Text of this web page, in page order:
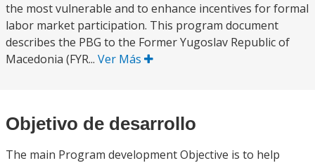
the most vulnerable and to enhance incentives for formal
labor market participation. This program document
describes the PBG to the Former Yugoslav Republic of
Macedonia (FYR... Ver Más
Objetivo de desarrollo
The main Program development Objective is to help